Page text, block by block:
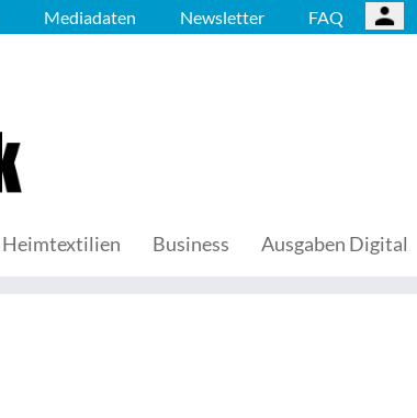
Mediadaten Newsletter FAQ
Heimtextilien Business Ausgaben Digital